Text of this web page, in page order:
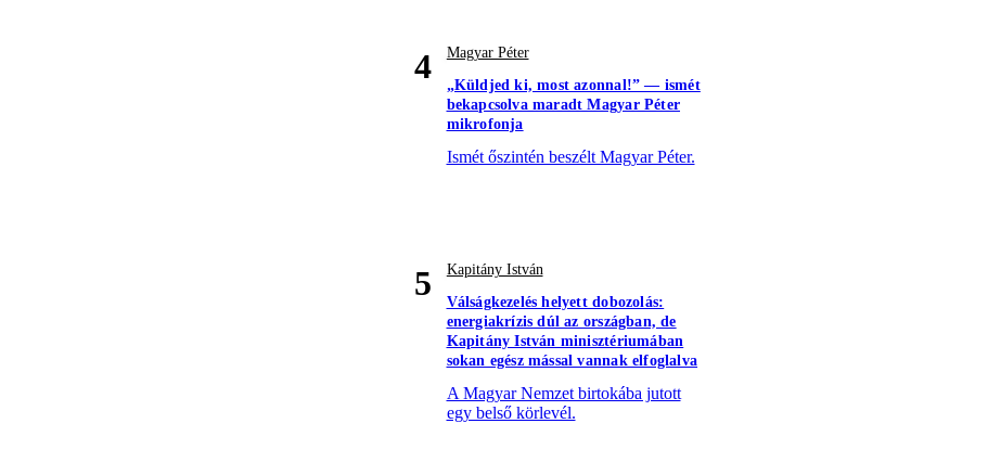
4
Magyar Péter
„Küldjed ki, most azonnal!” — ismét
bekapcsolva maradt Magyar Péter
mikrofonja
Ismét őszintén beszélt Magyar Péter.
5
Kapitány István
Válságkezelés helyett dobozolás:
energiakrízis dúl az országban, de
Kapitány István minisztériumában
sokan egész mással vannak elfoglalva
A Magyar Nemzet birtokába jutott
egy belső körlevél.